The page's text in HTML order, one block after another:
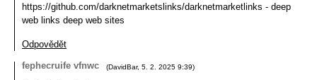
https://github.com/darknetmarketslinks/darknetmarketlinks - deep
web links deep web sites
Odpovědět
fephecruife vfnwc
(DavidBar, 5. 2. 2025 9:39)